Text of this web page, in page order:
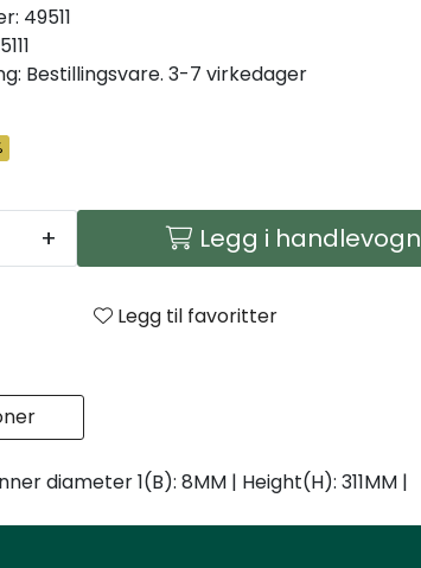
49511
Bestillingsvare. 3-7 virkedager
+ Legg i handlevogn
Legg til favoritter
diameter 1(B): 8MM | Height(H): 311MM |